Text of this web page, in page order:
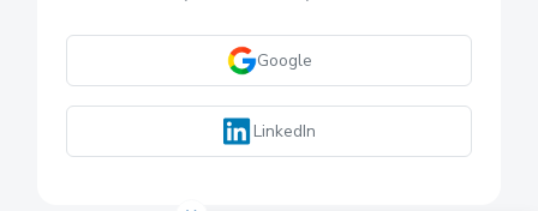
Google
LinkedIn